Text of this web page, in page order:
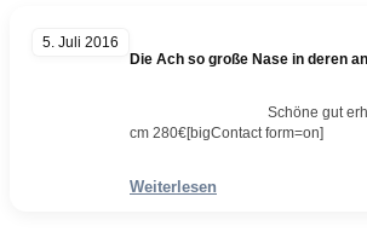
5. Juli 2016
Die Ach so große Nase in deren
Schöne gut erhaltene
cm 280€[bigContact form=on]
Weiterlesen